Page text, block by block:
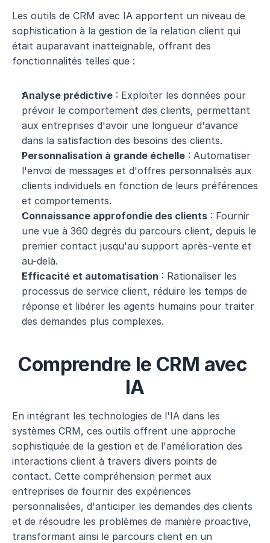
Les outils de CRM avec IA apportent un niveau de
sophistication à la gestion de la relation client qui
était auparavant inatteignable, offrant des
fonctionnalités telles que :
Analyse prédictive : Exploiter les données pour
prévoir le comportement des clients, permettant
aux entreprises d'avoir une longueur d'avance
dans la satisfaction des besoins des clients.
Personnalisation à grande échelle : Automatiser
l'envoi de messages et d'offres personnalisés aux
clients individuels en fonction de leurs préférences
et comportements.
Connaissance approfondie des clients : Fournir
une vue à 360 degrés du parcours client, depuis le
premier contact jusqu'au support après-vente et
au-delà.
Efficacité et automatisation : Rationaliser les
processus de service client, réduire les temps de
réponse et libérer les agents humains pour traiter
des demandes plus complexes.
Comprendre le CRM avec
IA
En intégrant les technologies de l'IA dans les
systèmes CRM, ces outils offrent une approche
sophistiquée de la gestion et de l'amélioration des
interactions client à travers divers points de
contact. Cette compréhension permet aux
entreprises de fournir des expériences
personnalisées, d'anticiper les demandes des clients
et de résoudre les problèmes de manière proactive,
transformant ainsi le parcours client en un